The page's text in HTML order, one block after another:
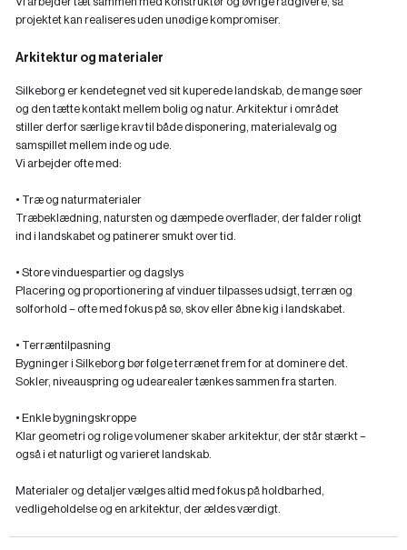
projektet kan realiseres uden unødige kompromiser.
Arkitektur og materialer
Silkeborg er kendetegnet ved sit kuperede landskab, de mange søer
og den tætte kontakt mellem bolig og natur. Arkitektur i området
stiller derfor særlige krav til både disponering, materialevalg og
samspillet mellem inde og ude.
Vi arbejder ofte med:
• Træ og naturmaterialer
Træbeklædning, natursten og dæmpede overflader, der falder roligt
ind i landskabet og patinerer smukt over tid.
• Store vinduespartier og dagslys
Placering og proportionering af vinduer tilpasses udsigt, terræn og
solforhold – ofte med fokus på sø, skov eller åbne kig i landskabet.
• Terræntilpasning
Bygninger i Silkeborg bør følge terrænet frem for at dominere det.
Sokler, niveauspring og udearealer tænkes sammen fra starten.
• Enkle bygningskroppe
Klar geometri og rolige volumener skaber arkitektur, der står stærkt –
også i et naturligt og varieret landskab.
Materialer og detaljer vælges altid med fokus på holdbarhed,
vedligeholdelse og en arkitektur, der ældes værdigt.